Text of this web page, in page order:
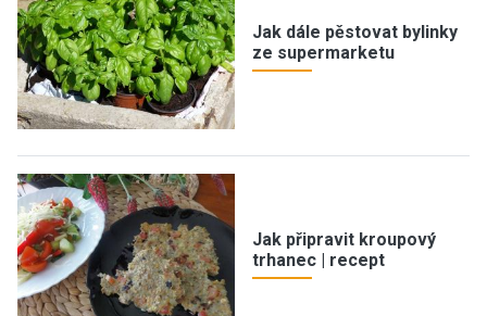
Jak dále pěstovat bylinky
ze supermarketu
Jak připravit kroupový
trhanec | recept